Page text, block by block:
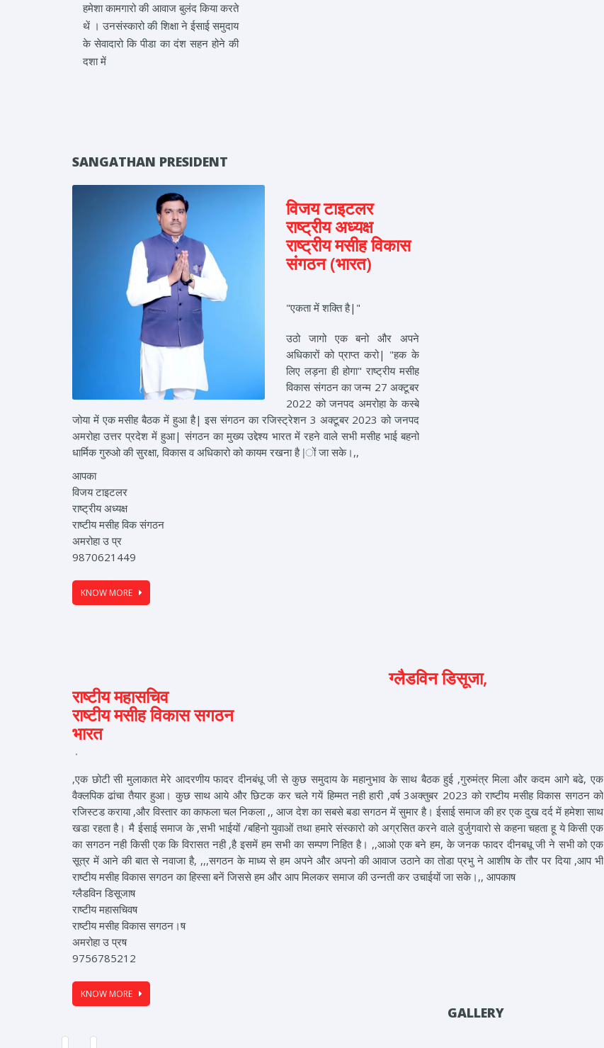
हमेशा कामगारो की आवाज बुलंद किया करते
थें । उनसंस्कारो की शिक्षा ने ईसाई समुदाय
के सेवादारो कि पीडा का दंश सहन होने की
दशा में
SANGATHAN PRESIDENT
विजय टाइटलर
राष्ट्रीय अध्यक्ष
राष्ट्रीय मसीह विकास
संगठन (भारत)
"एकता में शक्ति है|"
उठो जागो एक बनो और अपने
अधिकारों को प्राप्त करो| "हक के
लिए लड़ना ही होगा" राष्ट्रीय मसीह
विकास संगठन का जन्म 27 अक्टूबर
2022 को जनपद अमरोहा के कस्बे
जोया में एक मसीह बैठक में हुआ है| इस संगठन का रजिस्ट्रेशन 3 अक्टूबर 2023 को जनपद
अमरोहा उत्तर प्रदेश में हुआ| संगठन का मुख्य उद्देश्य भारत में रहने वाले सभी मसीह भाई बहनो
धार्मिक गुरुओ की सुरक्षा, विकास व अधिकारो को कायम रखना है |ों जा सके।,,
आपका
विजय टाइटलर
राष्ट्रीय अध्यक्ष
राष्टीय मसीह विक संगठन
अमरोहा उ प्र
9870621449
KNOW MORE
ग्लैडविन डिसूजा,
राष्टीय महासचिव
राष्टीय मसीह विकास सगठन
भारत
,एक छोटी सी मुलाकात मेरे आदरणीय फादर दीनबंधू जी से कुछ समुदाय के महानुभाव के साथ बैठक हुई ,गुरुमंत्र मिला और कदम आगे बढे, एक
वैक्लपिक ढांचा तैयार हुआ। कुछ साथ आये और छिटक कर चले गयें हिम्मत नही हारी ,वर्ष 3अक्तुबर 2023 को राष्टीय मसीह विकास सगठन को
रजिस्टड कराया ,और विस्तार का काफला चल निकला ,, आज देश का सबसे बडा सगठन में सुमार है। ईसाई समाज की हर एक दुख दर्द में हमेशा साथ
खडा रहता है। मै ईसाई समाज के ,सभी भाईयों /बहिनो युवाओं तथा हमारे संस्कारो को अग्रसित करने वाले वुर्जुगवारो से कहना चहता हू ये किसी एक
का सगठन नही किसी एक कि विरासत नही ,है इसमें हम सभी का सम्पण निहित है। ,,आओ एक बने हम, के जनक फादर दीनबधू जी ने सभी को एक
सूत्र में आने की बात से नवाजा है, ,,,सगठन के माध्य से हम अपने और अपनो की आवाज उठाने का तोडा प्रभु ने आशीष के तौर पर दिया ,आप भी
राष्टीय मसीह विकास सगठन का हिस्सा बनें जिससे हम और आप मिलकर समाज की उन्नती कर उचाईयों जा सके।,, आपकाष
ग्लैडविन डिसूजाष
राष्टीय महासचिवष
राष्टीय मसीह विकास सगठन।ष
अमरोहा उ प्रष
9756785212
KNOW MORE
GALLERY